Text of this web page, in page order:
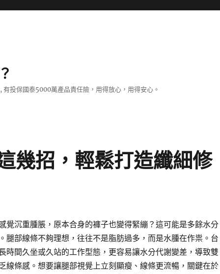
投保國泰5000萬產品責任險，用得放心，用得安心。
幾招，輕鬆打造纖細修
覺沉重腫脹，原本合身的褲子也變得緊繃？這可能是多餘水分
腿部線條不夠理想，往往不是脂肪過多，而是水腫在作祟。台
時間久坐或久站的工作型態，更容易讓水分代謝變差，導致雙
線條感。想要讓腿部視覺上立刻顯瘦、線條更流暢，關鍵在於